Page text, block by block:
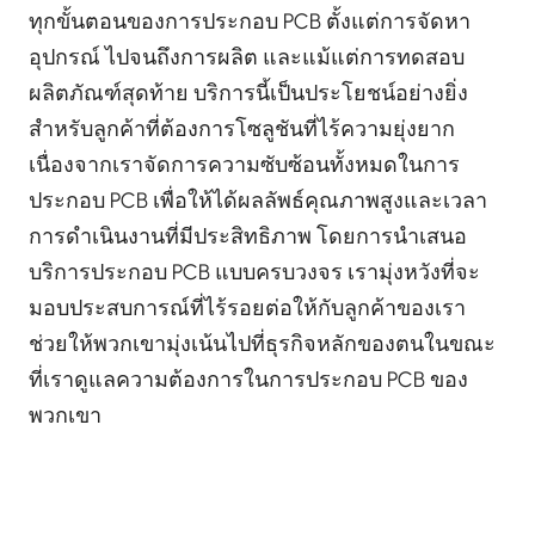
ทุกขั้นตอนของการประกอบ PCB ตั้งแต่การจัดหา
อุปกรณ์ ไปจนถึงการผลิต และแม้แต่การทดสอบ
ผลิตภัณฑ์สุดท้าย บริการนี้เป็นประโยชน์อย่างยิ่ง
สำหรับลูกค้าที่ต้องการโซลูชันที่ไร้ความยุ่งยาก
เนื่องจากเราจัดการความซับซ้อนทั้งหมดในการ
ประกอบ PCB เพื่อให้ได้ผลลัพธ์คุณภาพสูงและเวลา
การดำเนินงานที่มีประสิทธิภาพ โดยการนำเสนอ
บริการประกอบ PCB แบบครบวงจร เรามุ่งหวังที่จะ
มอบประสบการณ์ที่ไร้รอยต่อให้กับลูกค้าของเรา
ช่วยให้พวกเขามุ่งเน้นไปที่ธุรกิจหลักของตนในขณะ
ที่เราดูแลความต้องการในการประกอบ PCB ของ
พวกเขา